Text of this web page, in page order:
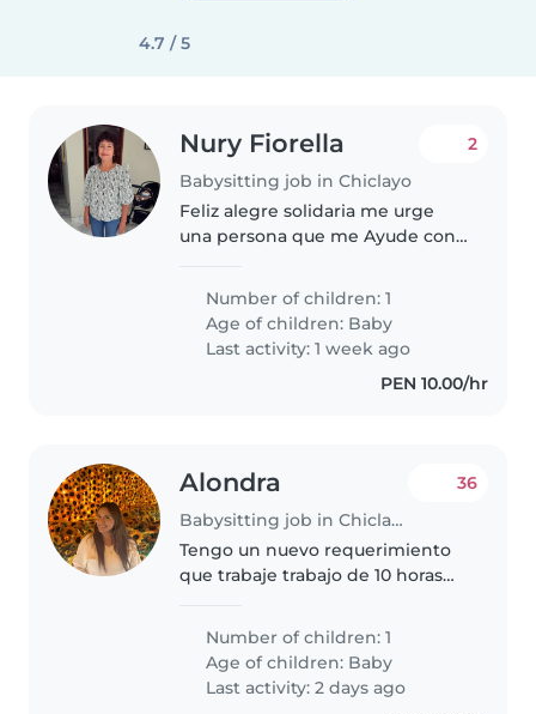
4.7 / 5
Nury Fiorella
Babysitting job in Chiclayo
2
Feliz alegre solidaria me urge
una persona que me Ayude con
Number of children: 1
Age of children: Baby
Last activity: 1 week ago
PEN 10.00/hr
Alondra
Babysitting job in Chiclayo
36
Tengo un nuevo requerimiento
que trabaje trabajo de 10 horas
referente a la bb, Ella tiene su
máquina que hace su comida..
Number of children: 1
Age of children: Baby
Last activity: 2 days ago